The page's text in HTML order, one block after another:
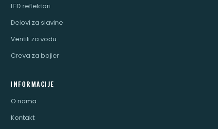
LED reflektori
Delovi za slavine
Ventili za vodu
Creva za bojler
INFORMACIJE
O nama
Kontakt